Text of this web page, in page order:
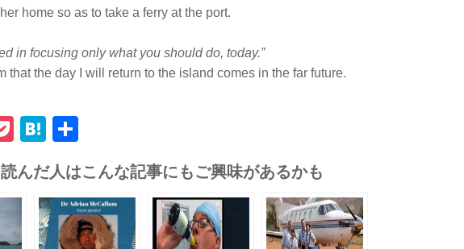
home so as to take a ferry at the port.
in focusing only what you should do, today.”
that the day I will return to the island comes in the far future.
PocketHatena
んだ人はこんな記事にもご興味があるかも